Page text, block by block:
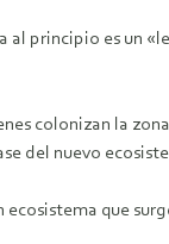
al principio es un
colonizan la
del nuevo
que